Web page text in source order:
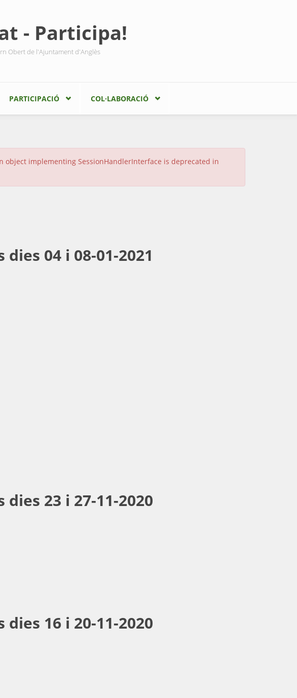
- Participa!
Obert de l'Ajuntament d'Anglès
PARTICIPACIÓ COL·LABORACIÓ
object implementing SessionHandlerInterface is deprecated in
04 i 08-01-2021
23 i 27-11-2020
16 i 20-11-2020